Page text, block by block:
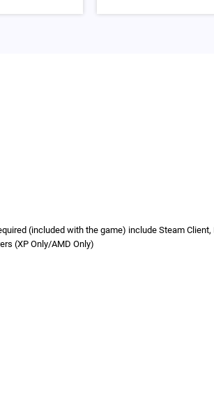
(included with the game) include Steam Client,
(XP Only/AMD Only)